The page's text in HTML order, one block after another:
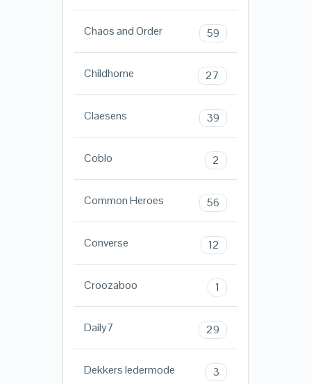
Chaos and Order 59
Childhome 27
Claesens 39
Coblo 2
Common Heroes 56
Converse 12
Croozaboo 1
Daily7 29
Dekkers ledermode 3